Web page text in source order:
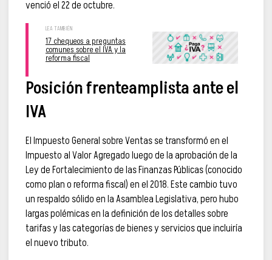
venció el 22 de octubre.
17 chequeos a preguntas
comunes sobre el IVA y la
reforma fiscal
Posición frenteamplista ante el
IVA
El Impuesto General sobre Ventas se transformó en el
Impuesto al Valor Agregado luego de la aprobación de la
Ley de Fortalecimiento de las Finanzas Públicas (conocido
como plan o reforma fiscal) en el 2018. Este cambio tuvo
un respaldo sólido en la Asamblea Legislativa, pero hubo
largas polémicas en la definición de los detalles sobre
tarifas y las categorías de bienes y servicios que incluiría
el nuevo tributo.